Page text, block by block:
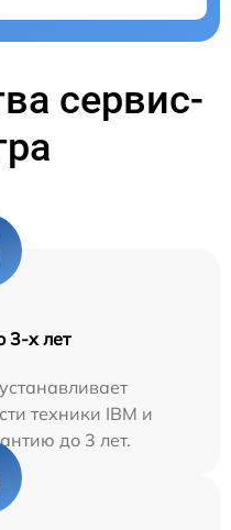
сервис-
3-х лет
техники IBM и
до 3 лет.